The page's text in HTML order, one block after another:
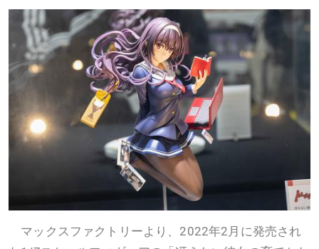
マックスファクトリーより、2022年2月に発売され